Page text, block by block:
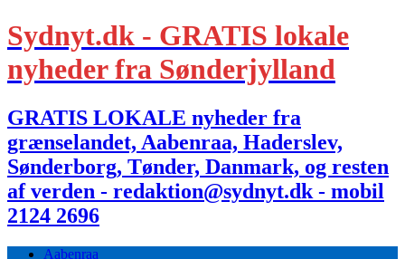
Sydnyt.dk - GRATIS lokale
nyheder fra Sønderjylland
GRATIS LOKALE nyheder fra
grænselandet, Aabenraa, Haderslev,
Sønderborg, Tønder, Danmark, og resten
af verden - redaktion@sydnyt.dk - mobil
2124 2696
Aabenraa